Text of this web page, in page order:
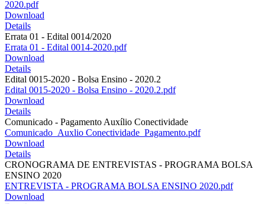
2020.pdf
Download
Details
Errata 01 - Edital 0014/2020
Errata 01 - Edital 0014-2020.pdf
Download
Details
Edital 0015-2020 - Bolsa Ensino - 2020.2
Edital 0015-2020 - Bolsa Ensino - 2020.2.pdf
Download
Details
Comunicado - Pagamento Auxílio Conectividade
Comunicado_Auxlio Conectividade_Pagamento.pdf
Download
Details
CRONOGRAMA DE ENTREVISTAS - PROGRAMA BOLSA
ENSINO 2020
ENTREVISTA - PROGRAMA BOLSA ENSINO 2020.pdf
Download